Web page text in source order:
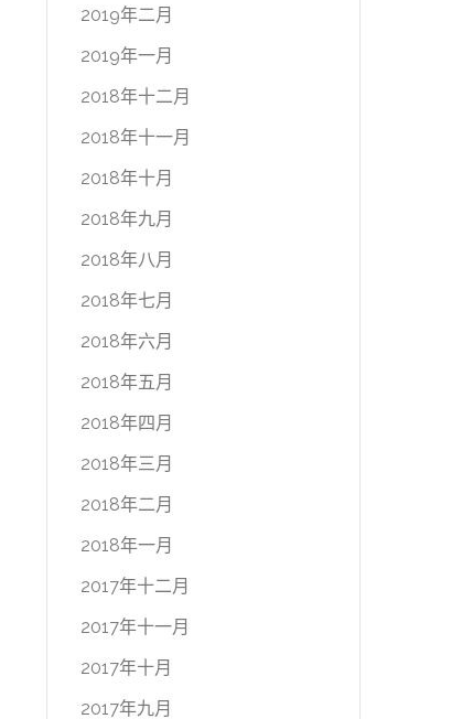
2019年二月
2019年一月
2018年十二月
2018年十一月
2018年十月
2018年九月
2018年八月
2018年七月
2018年六月
2018年五月
2018年四月
2018年三月
2018年二月
2018年一月
2017年十二月
2017年十一月
2017年十月
2017年九月